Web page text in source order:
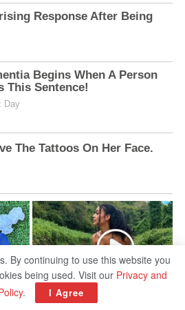
By continuing to use this website you
being used. Visit our Privacy and
. I Agree